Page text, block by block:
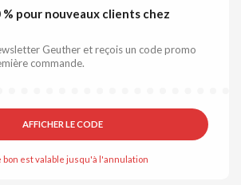
% pour nouveaux clients chez
Geuther et reçois un code promo
commande.
AFFICHER LE CODE
bon est valable jusqu'à l'annulation